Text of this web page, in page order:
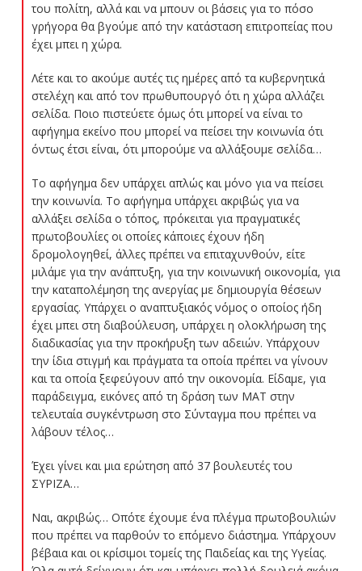
του πολίτη, αλλά και να μπουν οι βάσεις για το πόσο
γρήγορα θα βγούμε από την κατάσταση επιτροπείας που
έχει μπει η χώρα.
Λέτε και το ακούμε αυτές τις ημέρες από τα κυβερνητικά
στελέχη και από τον πρωθυπουργό ότι η χώρα αλλάζει
σελίδα. Ποιο πιστεύετε όμως ότι μπορεί να είναι το
αφήγημα εκείνο που μπορεί να πείσει την κοινωνία ότι
όντως έτσι είναι, ότι μπορούμε να αλλάξουμε σελίδα…
Το αφήγημα δεν υπάρχει απλώς και μόνο για να πείσει
την κοινωνία. Το αφήγημα υπάρχει ακριβώς για να
αλλάξει σελίδα ο τόπος, πρόκειται για πραγματικές
πρωτοβουλίες οι οποίες κάποιες έχουν ήδη
δρομολογηθεί, άλλες πρέπει να επιταχυνθούν, είτε
μιλάμε για την ανάπτυξη, για την κοινωνική οικονομία, για
την καταπολέμηση της ανεργίας με δημιουργία θέσεων
εργασίας. Υπάρχει ο αναπτυξιακός νόμος ο οποίος ήδη
έχει μπει στη διαβούλευση, υπάρχει η ολοκλήρωση της
διαδικασίας για την προκήρυξη των αδειών. Υπάρχουν
την ίδια στιγμή και πράγματα τα οποία πρέπει να γίνουν
και τα οποία ξεφεύγουν από την οικονομία. Είδαμε, για
παράδειγμα, εικόνες από τη δράση των ΜΑΤ στην
τελευταία συγκέντρωση στο Σύνταγμα που πρέπει να
λάβουν τέλος…
Έχει γίνει και μια ερώτηση από 37 βουλευτές του
ΣΥΡΙΖΑ…
Ναι, ακριβώς… Οπότε έχουμε ένα πλέγμα πρωτοβουλιών
που πρέπει να παρθούν το επόμενο διάστημα. Υπάρχουν
βέβαια και οι κρίσιμοι τομείς της Παιδείας και της Υγείας.